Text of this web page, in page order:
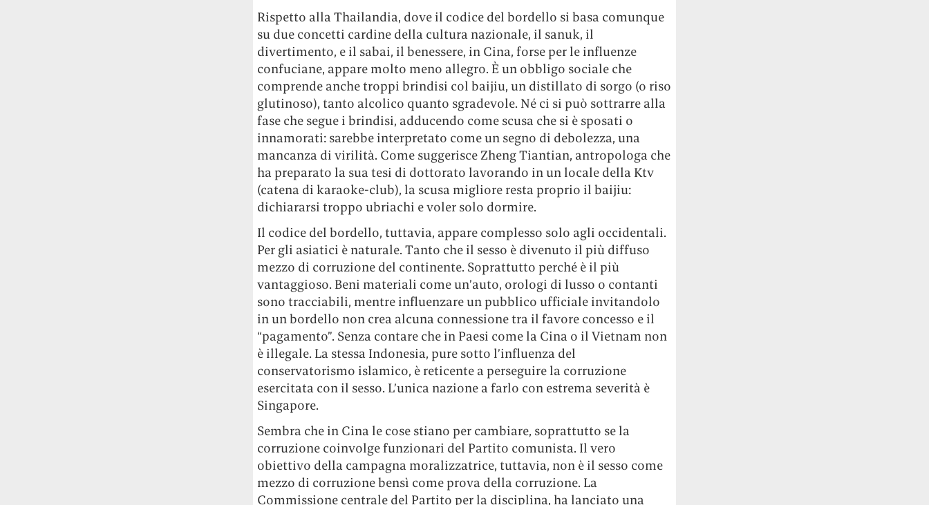
Rispetto alla Thailandia, dove il codice del bordello si basa comunque
su due concetti cardine della cultura nazionale, il sanuk, il
divertimento, e il sabai, il benessere, in Cina, forse per le influenze
confuciane, appare molto meno allegro. È un obbligo sociale che
comprende anche troppi brindisi col baijiu, un distillato di sorgo (o riso
glutinoso), tanto alcolico quanto sgradevole. Né ci si può sottrarre alla
fase che segue i brindisi, adducendo come scusa che si è sposati o
innamorati: sarebbe interpretato come un segno di debolezza, una
mancanza di virilità. Come suggerisce Zheng Tiantian, antropologa che
ha preparato la sua tesi di dottorato lavorando in un locale della Ktv
(catena di karaoke-club), la scusa migliore resta proprio il baijiu:
dichiararsi troppo ubriachi e voler solo dormire.
Il codice del bordello, tuttavia, appare complesso solo agli occidentali.
Per gli asiatici è naturale. Tanto che il sesso è divenuto il più diffuso
mezzo di corruzione del continente. Soprattutto perché è il più
vantaggioso. Beni materiali come un’auto, orologi di lusso o contanti
sono tracciabili, mentre influenzare un pubblico ufficiale invitandolo
in un bordello non crea alcuna connessione tra il favore concesso e il
“pagamento”. Senza contare che in Paesi come la Cina o il Vietnam non
è illegale. La stessa Indonesia, pure sotto l’influenza del
conservatorismo islamico, è reticente a perseguire la corruzione
esercitata con il sesso. L’unica nazione a farlo con estrema severità è
Singapore.
Sembra che in Cina le cose stiano per cambiare, soprattutto se la
corruzione coinvolge funzionari del Partito comunista. Il vero
obiettivo della campagna moralizzatrice, tuttavia, non è il sesso come
mezzo di corruzione bensì come prova della corruzione. La
Commissione centrale del Partito per la disciplina, ha lanciato una